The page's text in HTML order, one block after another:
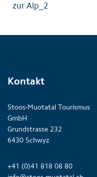
zur Alp_2
Kontakt
Stoos-Muotatal Tourismus
GmbH
Grundstrasse 232
6430 Schwyz
+41 (0)41 818 08 80